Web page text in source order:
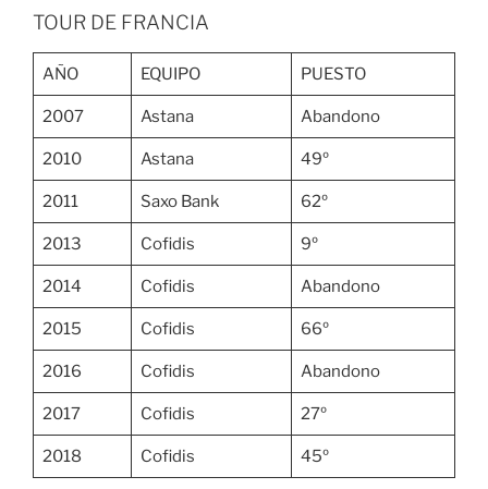
TOUR DE FRANCIA
AÑO EQUIPO PUESTO
2007 Astana Abandono
2010 Astana 49º
2011 Saxo Bank 62º
2013 Cofidis 9º
2014 Cofidis Abandono
2015 Cofidis 66º
2016 Cofidis Abandono
2017 Cofidis 27º
2018 Cofidis 45º